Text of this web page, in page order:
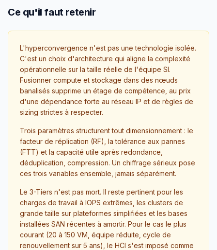
Ce qu'il faut retenir
L'hyperconvergence n'est pas une technologie isolée.
C'est un choix d'architecture qui aligne la complexité
opérationnelle sur la taille réelle de l'équipe SI.
Fusionner compute et stockage dans des nœuds
banalisés supprime un étage de compétence, au prix
d'une dépendance forte au réseau IP et de règles de
sizing strictes à respecter.
Trois paramètres structurent tout dimensionnement : le
facteur de réplication (RF), la tolérance aux pannes
(FTT) et la capacité utile après redondance,
déduplication, compression. Un chiffrage sérieux pose
ces trois variables ensemble, jamais séparément.
Le 3-Tiers n'est pas mort. Il reste pertinent pour les
charges de travail à IOPS extrêmes, les clusters de
grande taille sur plateformes simplifiées et les bases
installées SAN récentes à amortir. Pour le cas le plus
courant (20 à 150 VM, équipe réduite, cycle de
renouvellement sur 5 ans), le HCI s'est imposé comme